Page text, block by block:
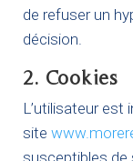
de refuser un
décision.
2. Cookies
L’utilisateur est
site
susceptibles de